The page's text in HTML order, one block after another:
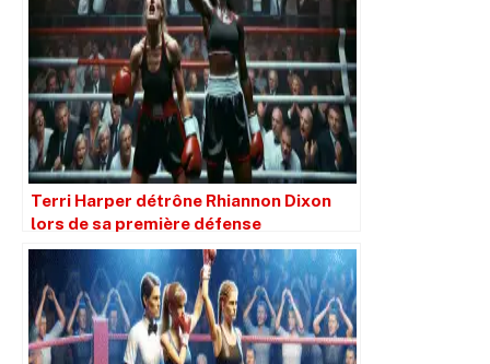
Terri Harper détrône Rhiannon Dixon
lors de sa première défense